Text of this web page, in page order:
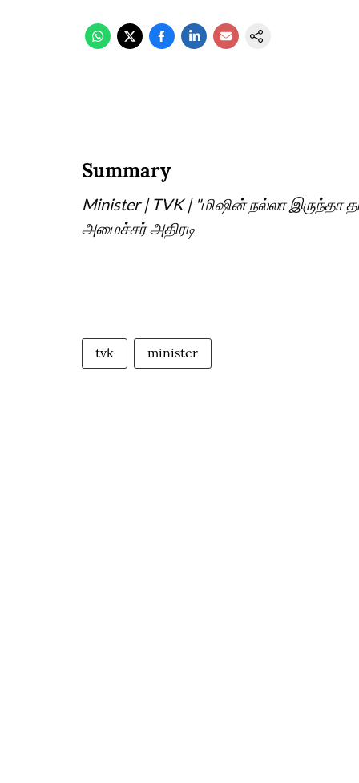
Summary
Minister | TVK | "மிஷின் நல்லா இருந்தா
அமைச்சர் அதிரடி
tvk minister